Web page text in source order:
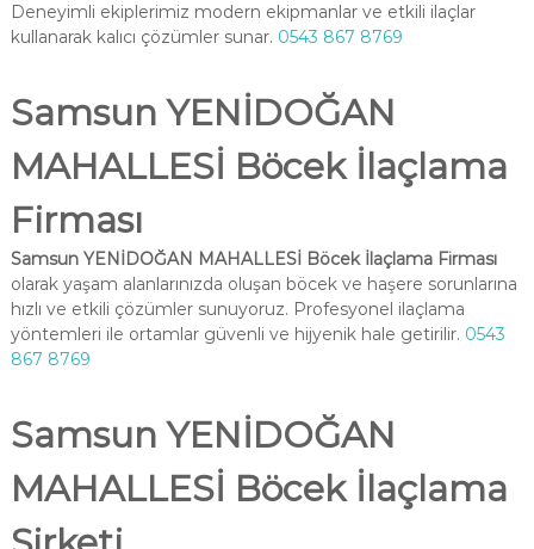
Deneyimli ekiplerimiz modern ekipmanlar ve etkili ilaçlar
kullanarak kalıcı çözümler sunar. 0543 867 8769
Samsun YENİDOĞAN
MAHALLESİ Böcek İlaçlama
Firması
Samsun YENİDOĞAN MAHALLESİ Böcek İlaçlama Firması
olarak yaşam alanlarınızda oluşan böcek ve haşere sorunlarına
hızlı ve etkili çözümler sunuyoruz. Profesyonel ilaçlama
yöntemleri ile ortamlar güvenli ve hijyenik hale getirilir. 0543
867 8769
Samsun YENİDOĞAN
MAHALLESİ Böcek İlaçlama